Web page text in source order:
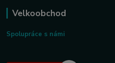
Velkoobchod
Spolupráce s námi